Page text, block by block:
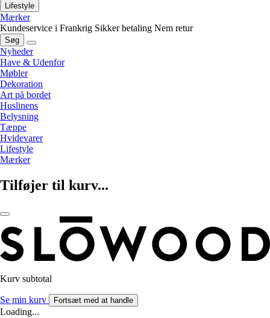
Lifestyle
Mærker
Kundeservice i Frankrig Sikker betaling Nem retur
Søg
Nyheder
Have & Udenfor
Møbler
Dekoration
Art på bordet
Huslinens
Belysning
Tæppe
Hvidevarer
Lifestyle
Mærker
Tilføjer til kurv...
Kurv subtotal
Se min kurv Fortsæt med at handle
Loading...